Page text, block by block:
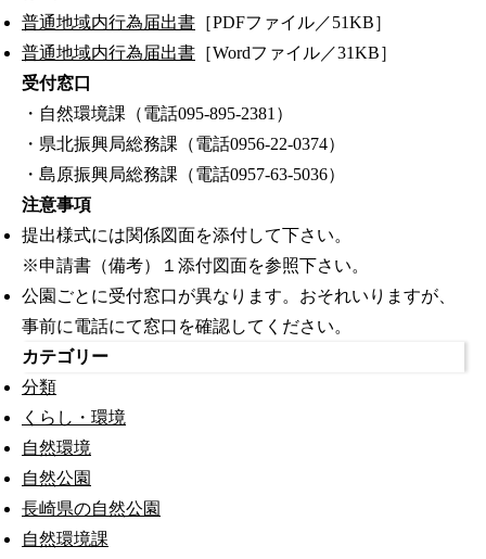
普通地域内行為届出書 ［PDFファイル／51KB］
普通地域内行為届出書 ［Wordファイル／31KB］
受付窓口
・自然環境課（電話095-895-2381）
・県北振興局総務課（電話0956‐22‐0374）
・島原振興局総務課（電話0957-63-5036）
注意事項
提出様式には関係図面を添付して下さい。
※申請書（備考）１添付図面を参照下さい。
公園ごとに受付窓口が異なります。おそれいりますが、
事前に電話にて窓口を確認してください。
カテゴリー
分類
くらし・環境
自然環境
自然公園
長崎県の自然公園
自然環境課